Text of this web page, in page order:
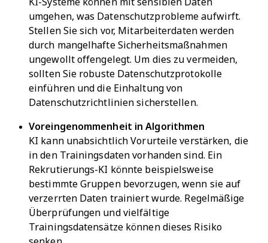
KI-Systeme können mit sensiblen Daten
umgehen, was Datenschutzprobleme aufwirft.
Stellen Sie sich vor, Mitarbeiterdaten werden
durch mangelhafte Sicherheitsmaßnahmen
ungewollt offengelegt. Um dies zu vermeiden,
sollten Sie robuste Datenschutzprotokolle
einführen und die Einhaltung von
Datenschutzrichtlinien sicherstellen.
Voreingenommenheit in Algorithmen
KI kann unabsichtlich Vorurteile verstärken, die
in den Trainingsdaten vorhanden sind. Ein
Rekrutierungs-KI könnte beispielsweise
bestimmte Gruppen bevorzugen, wenn sie auf
verzerrten Daten trainiert wurde. Regelmäßige
Überprüfungen und vielfältige
Trainingsdatensätze können dieses Risiko